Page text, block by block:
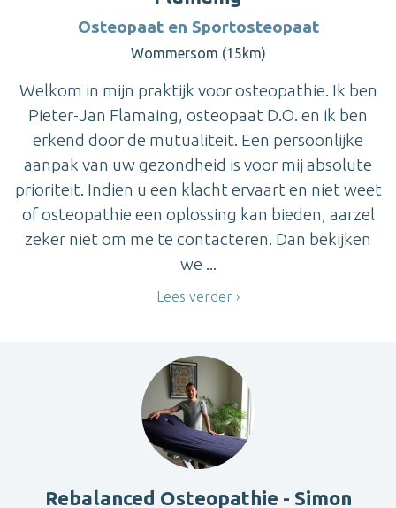
Osteopaat en Sportosteopaat
Wommersom (15km)
Welkom in mijn praktijk voor osteopathie. Ik ben
Pieter-Jan Flamaing, osteopaat D.O. en ik ben
erkend door de mutualiteit. Een persoonlijke
aanpak van uw gezondheid is voor mij absolute
prioriteit. Indien u een klacht ervaart en niet weet
of osteopathie een oplossing kan bieden, aarzel
zeker niet om me te contacteren. Dan bekijken
we ...
Lees verder
Rebalanced Osteopathie - Simon